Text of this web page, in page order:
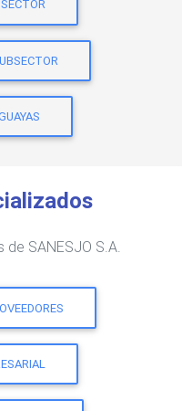
SANESJO S.A.